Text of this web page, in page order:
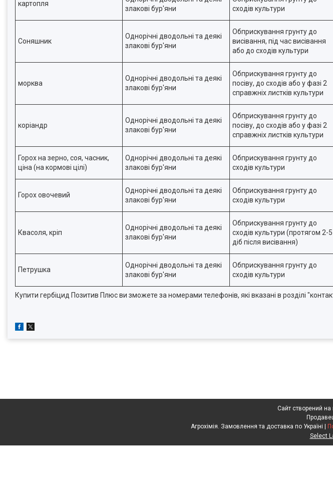
картопля
злакові бур'яни
сходів культури
Соняшник
Однорічні дводольні та деякі
злакові бур'яни
Обприскування грунту до
висівання, під час висівання
або до сходів культури
морква
Однорічні дводольні та деякі
злакові бур'яни
Обприскування грунту до
посіву, до сходів або у фазі 2
справжніх листків культури
коріандр
Однорічні дводольні та деякі
злакові бур'яни
Обприскування грунту до
посіву, до сходів або у фазі 2
справжніх листків культури
Горох на зерно, соя, часник,
ціна (на кормові цілі)
Однорічні дводольні та деякі
злакові бур'яни
Обприскування грунту до
сходів культури
Горох овочевий
Однорічні дводольні та деякі
злакові бур'яни
Обприскування грунту до
сходів культури
Квасоля, кріп
Однорічні дводольні та деякі
злакові бур'яни
Обприскування грунту до
сходів культури (протягом 2-5
діб після висівання)
Петрушка
Однорічні дводольні та деякі
злакові бур'яни
Обприскування грунту до
сходів культури
Купити гербіцид Позитив Плюс ви зможете за номерами телефонів, які вказані в розділі
Сайт створений на
Select